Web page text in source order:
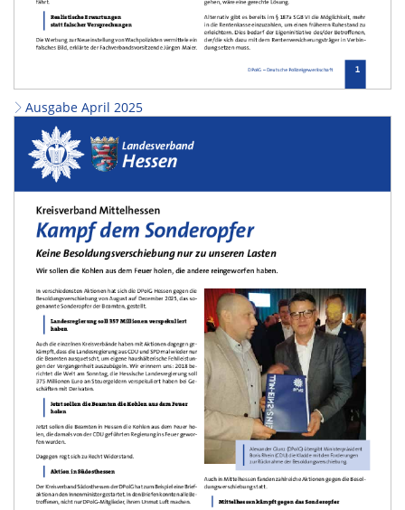
Ausgabe April 2025